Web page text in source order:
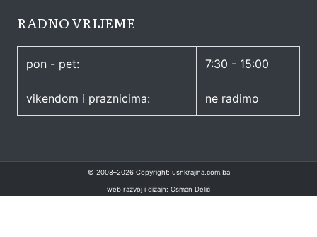
RADNO VRIJEME
pon - pet: 7:30 - 15:00
vikendom i praznicima: ne radimo
© 2008–2026Copyright: usnkrajina.com.ba
web razvoj i dizajn: Osman Delić